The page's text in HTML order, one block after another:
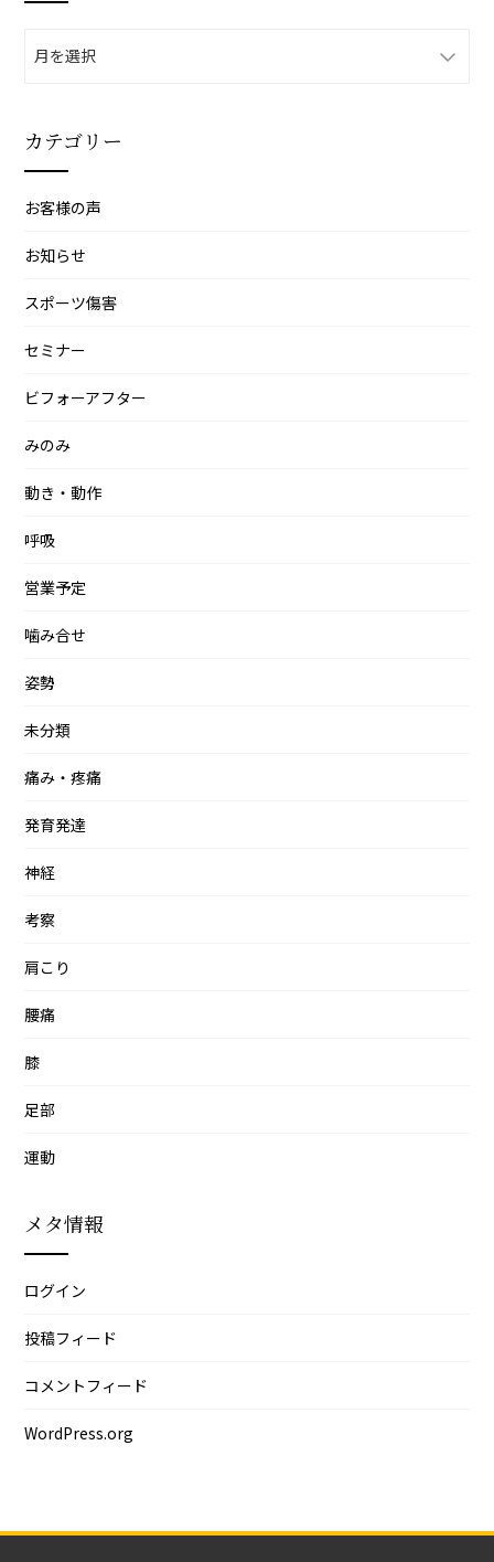
ー
ブ
カテゴリー
お客様の声
お知らせ
スポーツ傷害
セミナー
ビフォーアフター
みのみ
動き・動作
呼吸
営業予定
噛み合せ
姿勢
未分類
痛み・疼痛
発育発達
神経
考察
肩こり
腰痛
膝
足部
運動
メタ情報
ログイン
投稿フィード
コメントフィード
WordPress.org